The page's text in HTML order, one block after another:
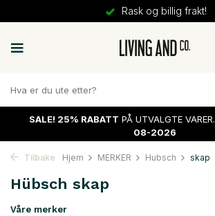
30 dagerretur
SALE! 25% RABATT PÅ UTVALGTE VARER.
08-2026
Tilbake Hjem MERKER Hubsch skap
Hübsch skap
Våre merker